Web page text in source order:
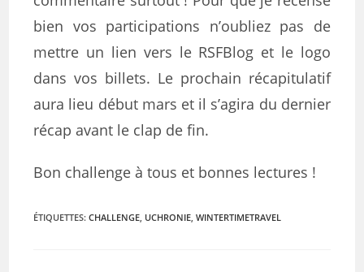
bien vos participations n’oubliez pas de
mettre un lien vers le RSFBlog et le logo
dans vos billets. Le prochain récapitulatif
aura lieu début mars et il s’agira du dernier
récap avant le clap de fin.
Bon challenge à tous et bonnes lectures !
ÉTIQUETTES:CHALLENGE, UCHRONIE, WINTERTIMETRAVEL